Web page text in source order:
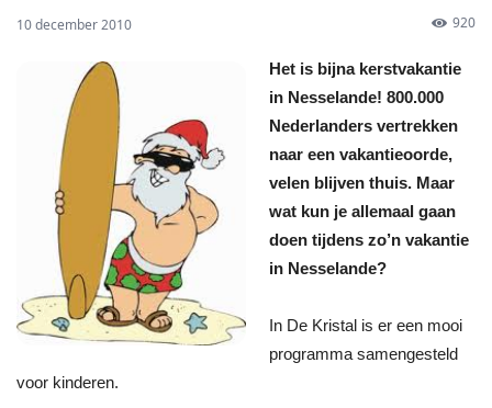
10 december 2010 920
Het is bijna kerstvakantie
in Nesselande! 800.000
Nederlanders vertrekken
naar een vakantieoorde,
velen blijven thuis. Maar
wat kun je allemaal gaan
doen tijdens zo’n vakantie
in Nesselande?
In De Kristal is er een mooi
programma samengesteld
voor kinderen.